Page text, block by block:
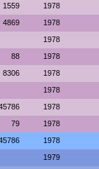
1559 1978
4869 1978
1978
88 1978
8306 1978
1978
1978
79 1978
1978
1979